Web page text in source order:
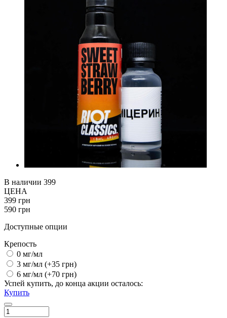
В наличии 399
ЦЕНА
399 грн
590 грн
Доступные опции
Крепость
0 мг/мл
3 мг/мл (+35 грн)
6 мг/мл (+70 грн)
Успей купить, до конца акции осталось:
Купить